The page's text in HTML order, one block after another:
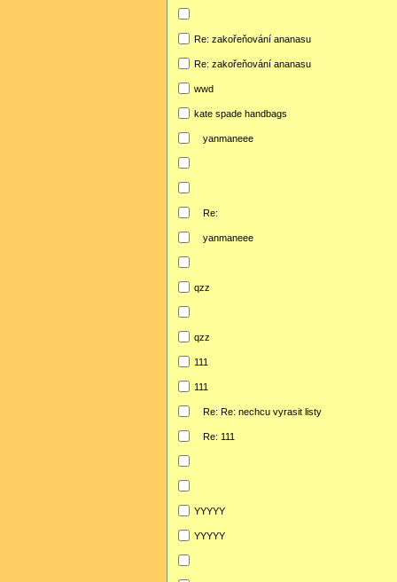
Re: zakořeňování ananasu
Re: zakořeňování ananasu
wwd
kate spade handbags
yanmaneee
Re:
yanmaneee
qzz
qzz
111
111
Re: Re: nechcu vyrasit listy
Re: 111
YYYYY
YYYYY